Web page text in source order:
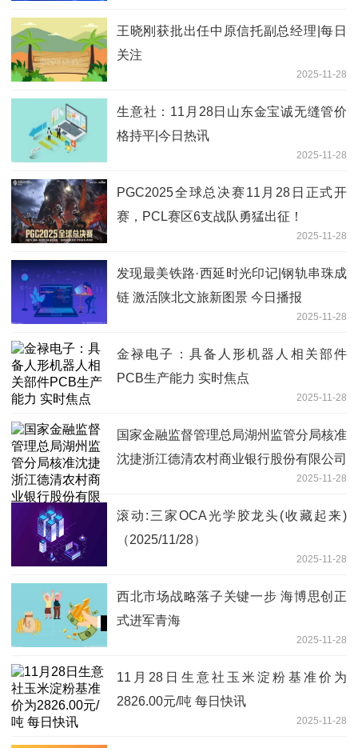
王晓刚获批出任中原信托副总经理|每日
关注
2025-11-28
生意社：11月28日山东金宝诚无缝管价
格持平|今日热讯
2025-11-28
PGC2025全球总决赛11月28日正式开
赛，PCL赛区6支战队勇猛出征！
2025-11-28
发现最美铁路·西延时光印记|钢轨串珠成
链 激活陕北文旅新图景 今日播报
2025-11-28
金禄电子：具备人形机器人相关部件
PCB生产能力 实时焦点
2025-11-28
国家金融监督管理总局湖州监管分局核准
沈捷浙江德清农村商业银行股份有限公司
2025-11-28
滚动:三家OCA光学胶龙头(收藏起来)
（2025/11/28）
2025-11-28
西北市场战略落子关键一步 海博思创正
式进军青海
2025-11-28
11月28日生意社玉米淀粉基准价为
2826.00元/吨 每日快讯
2025-11-28